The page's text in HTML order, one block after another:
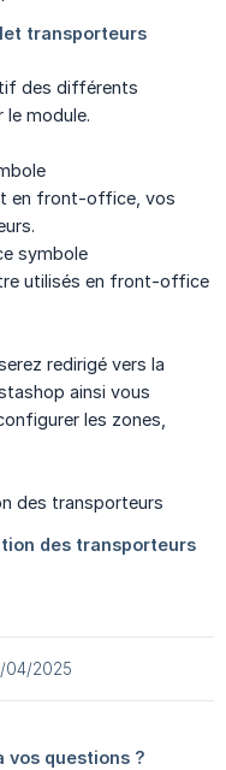
des différents
le module.
en front-office, vos
symbole
utilisés en front-office
redirigé vers la
ainsi vous
les zones,
04/2025
questions ?